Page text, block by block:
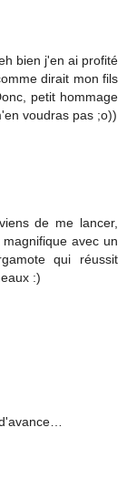
bien j'en ai profité
dirait mon fils
petit hommage
voudras pas ;o))
de me lancer,
avec un
qui réussit
:)